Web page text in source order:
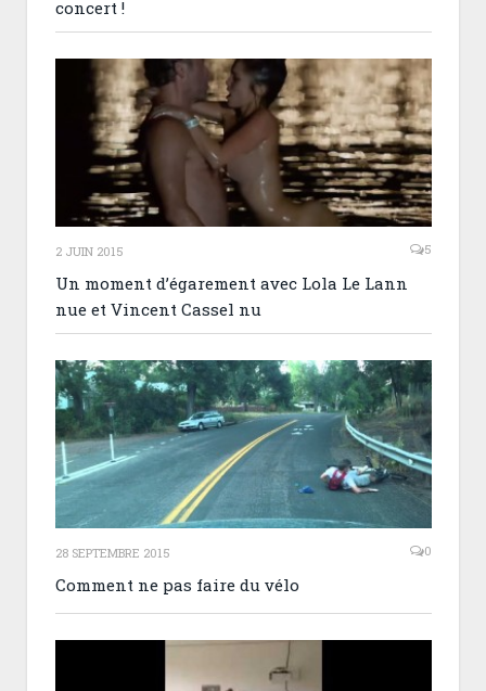
concert !
2 JUIN 2015 5
Un moment d’égarement avec Lola Le Lann
nue et Vincent Cassel nu
28 SEPTEMBRE 2015 0
Comment ne pas faire du vélo